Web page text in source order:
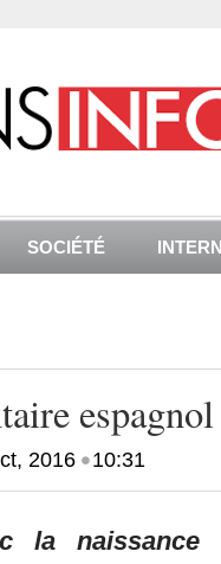
SOCIÉTÉ
espagnol
2016•10:31
la naissance